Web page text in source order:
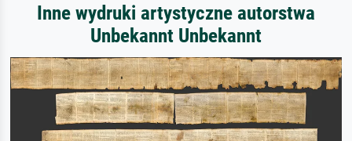
Inne wydruki artystyczne autorstwa
Unbekannt Unbekannt